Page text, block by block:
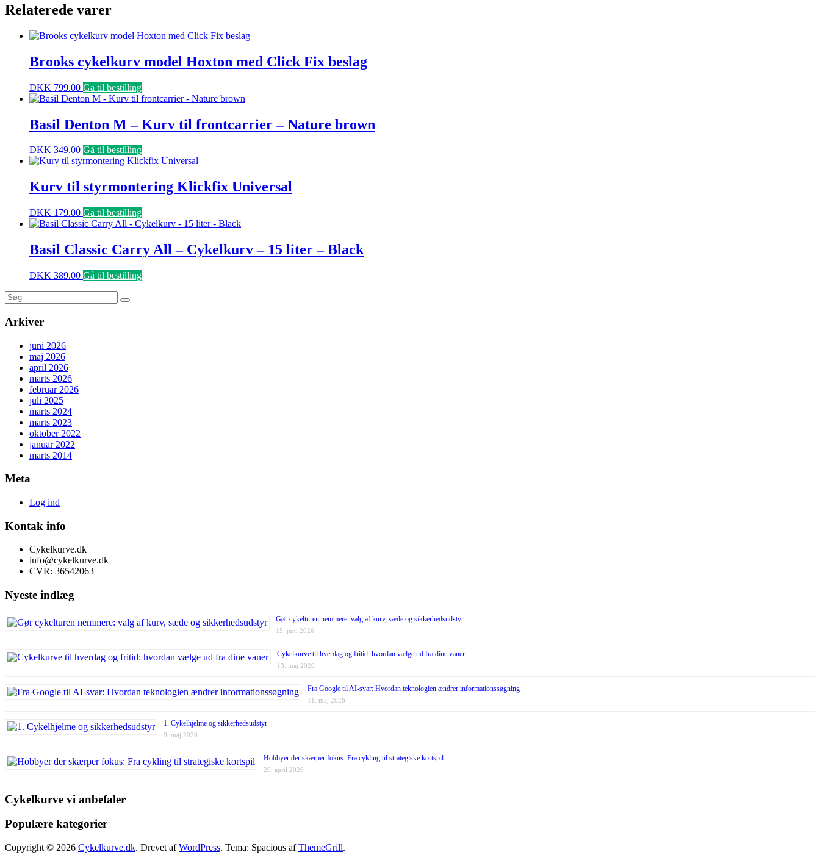
Relaterede varer
Brooks cykelkurv model Hoxton med Click Fix beslag
DKK 799.00 Gå til bestilling
Basil Denton M – Kurv til frontcarrier – Nature brown
DKK 349.00 Gå til bestilling
Kurv til styrmontering Klickfix Universal
DKK 179.00 Gå til bestilling
Basil Classic Carry All – Cykelkurv – 15 liter – Black
DKK 389.00 Gå til bestilling
Arkiver
juni 2026
maj 2026
april 2026
marts 2026
februar 2026
juli 2025
marts 2024
marts 2023
oktober 2022
januar 2022
marts 2014
Meta
Log ind
Kontak info
Cykelkurve.dk
info@cykelkurve.dk
CVR: 36542063
Nyeste indlæg
Gør cykelturen nemmere: valg af kurv, sæde og sikkerhedsudstyr
15. juni 2026
Cykelkurve til hverdag og fritid: hvordan vælge ud fra dine vaner
13. maj 2026
Fra Google til AI-svar: Hvordan teknologien ændrer informationssøgning
11. maj 2026
1. Cykelhjelme og sikkerhedsudstyr
9. maj 2026
Hobbyer der skærper fokus: Fra cykling til strategiske kortspil
20. april 2026
Cykelkurve vi anbefaler
Populære kategorier
Copyright © 2026 Cykelkurve.dk. Drevet afWordPress. Tema: Spacious afThemeGrill.